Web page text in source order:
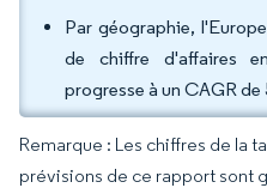
Par géographie,
de chiffre d'affaires
progresse à un CAGR de
Remarque : Les chiffres de la
prévisions de ce rapport sont